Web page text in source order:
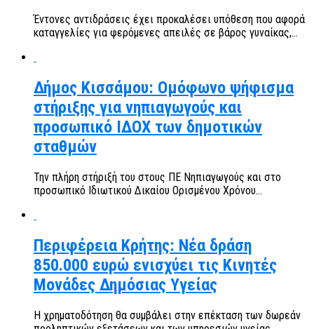
Έντονες αντιδράσεις έχει προκαλέσει υπόθεση που αφορά
καταγγελίες για φερόμενες απειλές σε βάρος γυναίκας,...
Δήμος Κισσάμου: Ομόφωνο ψήφισμα
στήριξης για νηπιαγωγούς και
προσωπικό ΙΔΟΧ των δημοτικών
σταθμών
Την πλήρη στήριξή του στους ΠΕ Νηπιαγωγούς και στο
προσωπικό Ιδιωτικού Δικαίου Ορισμένου Χρόνου...
Περιφέρεια Κρήτης: Νέα δράση
850.000 ευρώ ενισχύει τις Κινητές
Μονάδες Δημόσιας Υγείας
Η χρηματοδότηση θα συμβάλει στην επέκταση των δωρεάν